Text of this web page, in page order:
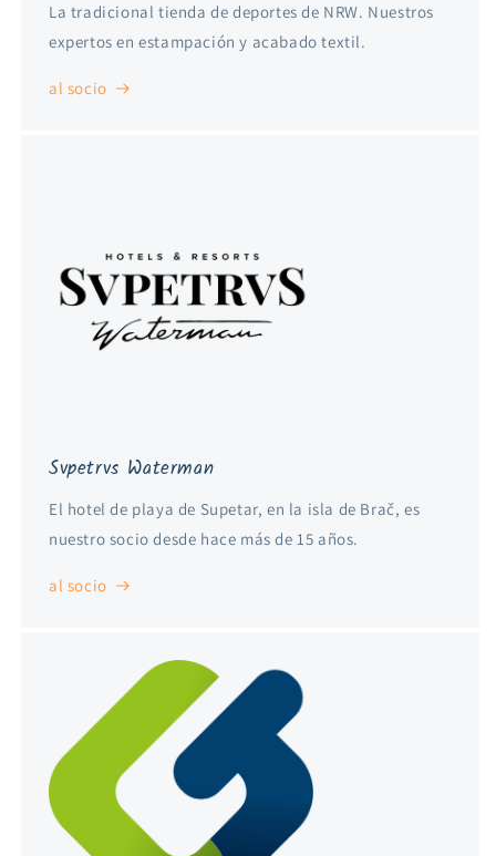
La tradicional tienda de deportes de NRW. Nuestros
expertos en estampación y acabado textil.
al socio
Svpetrvs Waterman
El hotel de playa de Supetar, en la isla de Brač, es
nuestro socio desde hace más de 15 años.
al socio